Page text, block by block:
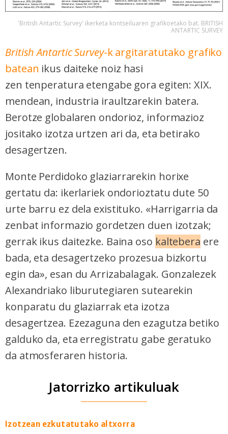
'British Antartic Survey' ikerketa kontseiluaren grafikoetako bat. BRITISH
ANTARTIC SURVEY
British Antartic Survey-k argitaratutako grafiko
batean ikus daiteke noiz hasi
zen tenperatura etengabe gora egiten: XIX.
mendean, industria iraultzarekin batera.
Berotze globalaren ondorioz, informazioz
jositako izotza urtzen ari da, eta betirako
desagertzen.
Monte Perdidoko glaziarrarekin horixe
gertatu da: ikerlariek ondorioztatu dute 50
urte barru ez dela existituko. «Harrigarria da
zenbat informazio gordetzen duen izotzak;
gerrak ikus daitezke. Baina oso kaltebera ere
bada, eta desagertzeko prozesua bizkortu
egin da», esan du Arrizabalagak. Gonzalezek
Alexandriako liburutegiaren sutearekin
konparatu du glaziarrak eta izotza
desagertzea. Ezezaguna den ezagutza betiko
galduko da, eta erregistratu gabe geratuko
da atmosferaren historia.
Jatorrizko artikuluak
Izotzean ezkutatutako altxorra